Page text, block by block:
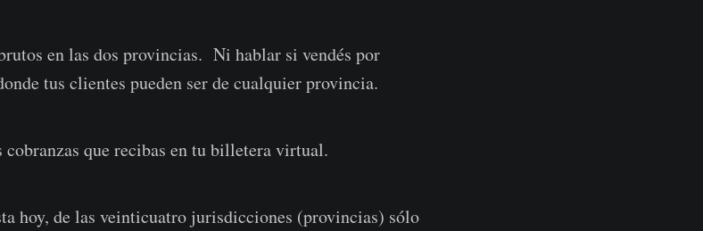
en las dos provincias. Ni hablar si vendés por
tus clientes pueden ser de cualquier provincia.
cobranzas que recibas en tu billetera virtual.
hoy, de las veinticuatro jurisdicciones (provincias) sólo